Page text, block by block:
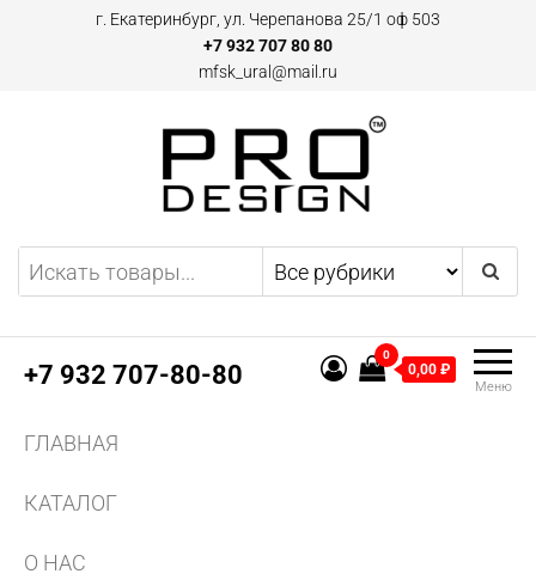
г. Екатеринбург, ул. Черепанова 25/1 оф 503
+7 932 707 80 80
mfsk_ural@mail.ru
Двери и плинтусы скрытого
монтажа Pro Design в
Екатеринбурге
Предоставляем
эксклюзивные предложения
скрытого монтажа, а также
другим профилям и
конструкциям из алюминия.
+7 932 707-80-80 Меню
0
0,00 ₽
ГЛАВНАЯ
КАТАЛОГ
О НАС